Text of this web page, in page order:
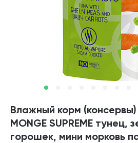
Влажный корм
MONGE SUPREME тунец,
горошек, мини морковь